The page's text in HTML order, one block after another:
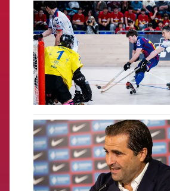
FCB Barcelona badge
FCB Barcelona badge